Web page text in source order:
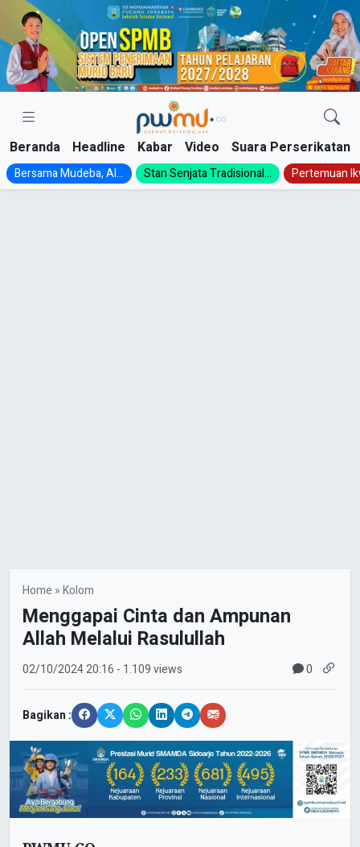
Skip
content
Beranda Headline Kabar Video Suara Perserikatan
Bersama Mudeba, Al... Stan Senjata Tradisional... Pertemuan
Home »Kolom
Menggapai Cinta dan Ampunan
Allah Melalui Rasulullah
02/10/202420:16 - 1.109 views 0
Bagikan :